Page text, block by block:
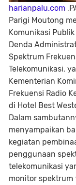
harianpalu.com
Parigi Moutong
Komunikasi
Denda
Spektrum
Telekomunikasi,
Kementerian
Frekuensi Radio
di Hotel Best
Dalam
menyampaikan
kegiatan
penggunaan
telekomunikasi
monitor spektrum